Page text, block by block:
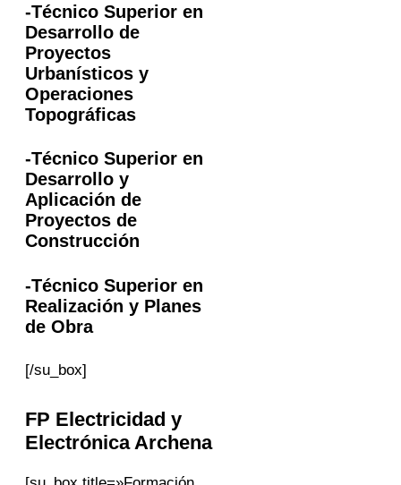
-Técnico Superior en
Desarrollo de
Proyectos
Urbanísticos y
Operaciones
Topográficas
-Técnico Superior en
Desarrollo y
Aplicación de
Proyectos de
Construcción
-Técnico Superior en
Realización y Planes
de Obra
[/su_box]
FP Electricidad y
Electrónica Archena